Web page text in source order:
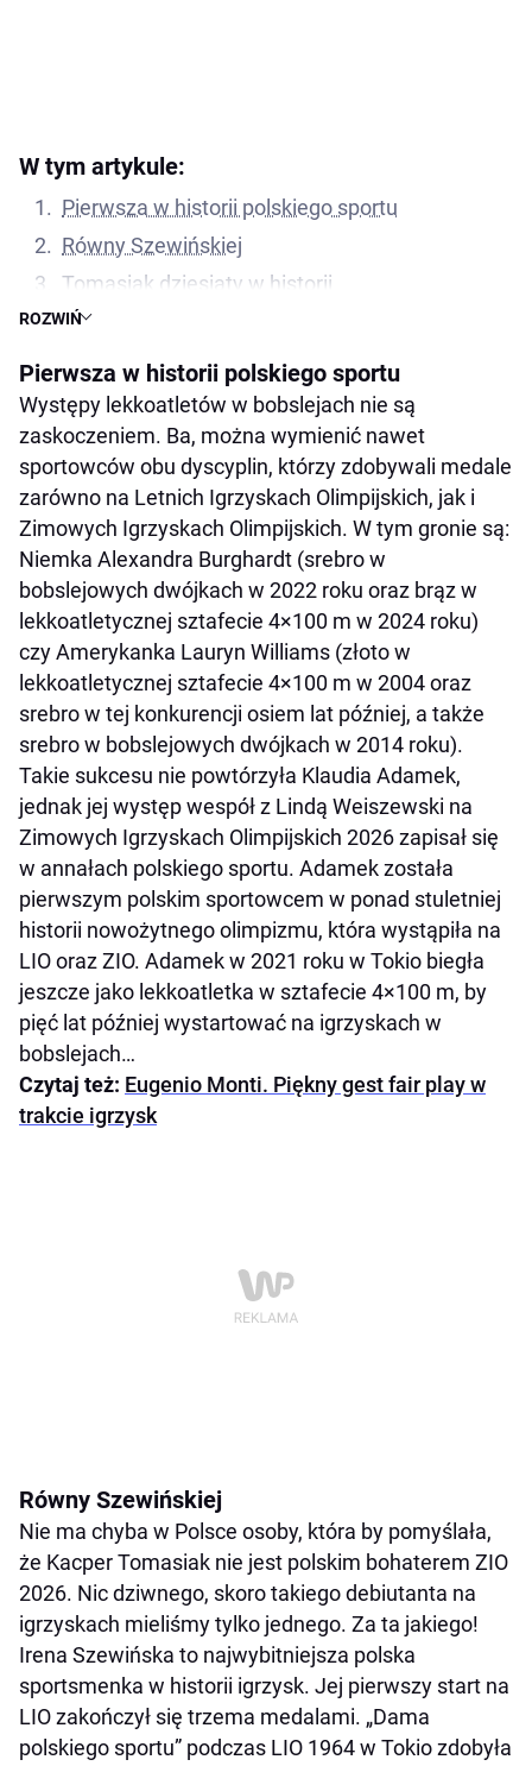
W tym artykule:
ROZWIŃ
Pierwsza w historii polskiego sportu
Równy Szewińskiej
Tomasiak dziesiąty w historii
Najlepiej od Sapporo. Sukces polskiego
Lepszy tylko Łuszczek
XXI wiek wkracza do gry
Pierwsza w historii polskiego sportu
Występy lekkoatletów w bobslejach nie są
zaskoczeniem. Ba, można wymienić nawet
sportowców obu dyscyplin, którzy zdobywali medale
zarówno na Letnich Igrzyskach Olimpijskich, jak i
Zimowych Igrzyskach Olimpijskich. W tym gronie są:
Niemka Alexandra Burghardt (srebro w
bobslejowych dwójkach w 2022 roku oraz brąz w
lekkoatletycznej sztafecie 4×100 m w 2024 roku)
czy Amerykanka Lauryn Williams (złoto w
lekkoatletycznej sztafecie 4×100 m w 2004 oraz
srebro w tej konkurencji osiem lat później, a także
srebro w bobslejowych dwójkach w 2014 roku).
Takie sukcesu nie powtórzyła Klaudia Adamek,
jednak jej występ wespół z Lindą Weiszewski na
Zimowych Igrzyskach Olimpijskich 2026 zapisał się
w annałach polskiego sportu. Adamek została
pierwszym polskim sportowcem w ponad stuletniej
historii nowożytnego olimpizmu, która wystąpiła na
LIO oraz ZIO. Adamek w 2021 roku w Tokio biegła
jeszcze jako lekkoatletka w sztafecie 4×100 m, by
pięć lat później wystartować na igrzyskach w
bobslejach…
Czytaj też: Eugenio Monti. Piękny gest fair play w
trakcie igrzysk
Równy Szewińskiej
Nie ma chyba w Polsce osoby, która by pomyślała,
że Kacper Tomasiak nie jest polskim bohaterem ZIO
2026. Nic dziwnego, skoro takiego debiutanta na
igrzyskach mieliśmy tylko jednego. Za ta jakiego!
Irena Szewińska to najwybitniejsza polska
sportsmenka w historii igrzysk. Jej pierwszy start na
LIO zakończył się trzema medalami. „Dama
polskiego sportu” podczas LIO 1964 w Tokio zdobyła